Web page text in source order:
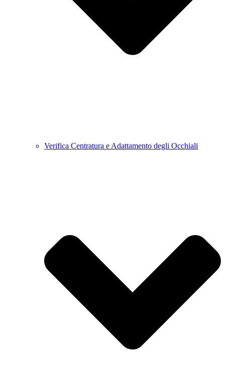
Verifica Centratura e Adattamento degli Occhiali